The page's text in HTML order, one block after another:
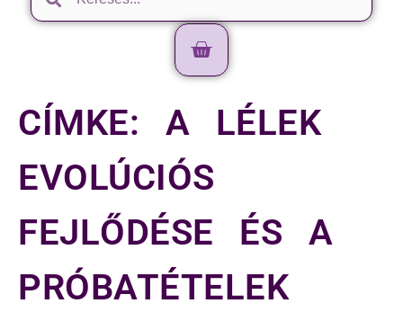
CÍMKE: A LÉLEK
EVOLÚCIÓS
FEJLŐDÉSE ÉS A
PRÓBATÉTELEK